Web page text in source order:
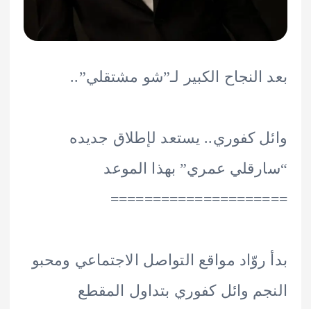
الكبير لـ”شو مشتقلي”..
كفوري.. يستعد لإطلاق جديده
عمري” بهذا الموعد
مواقع التواصل الاجتماعي ومحبو
وائل كفوري بتداول المقطع